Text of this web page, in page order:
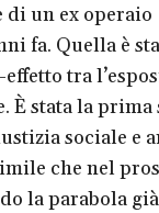
di un ex operaio
fa. Quella è
tra
È stata la prima
sociale e
che nel
la parabola